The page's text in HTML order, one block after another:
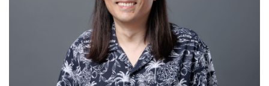
Labour and Labour Organization
Culture of Capitalism,Marxism